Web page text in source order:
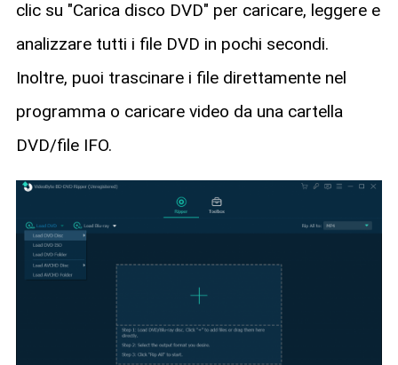
clic su "Carica disco DVD" per caricare, leggere e
analizzare tutti i file DVD in pochi secondi.
Inoltre, puoi trascinare i file direttamente nel
programma o caricare video da una cartella
DVD/file IFO.